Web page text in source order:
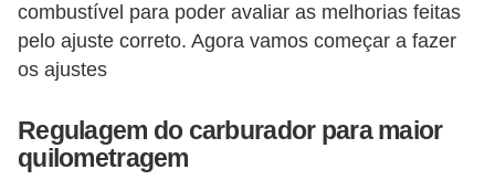
combustível para poder avaliar as melhorias feitas
pelo ajuste correto. Agora vamos começar a fazer
os ajustes
Regulagem do carburador para maior
quilometragem